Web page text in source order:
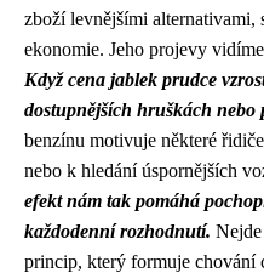
zboží levnějšími alternativami,
ekonomie. Jeho projevy
Když cena jablek prudce
dostupnějších hruškách nebo
benzínu motivuje některé
nebo k hledání úspornějších
efekt nám tak pomáhá
každodenní rozhodnutí.
princip, který formuje chování